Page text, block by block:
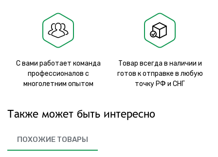
С вами работает команда
профессионалов с
многолетним опытом
Товар всегда в наличии и
готов к отправке в любую
точку РФ и СНГ
Также может быть интересно
ПОХОЖИЕ ТОВАРЫ